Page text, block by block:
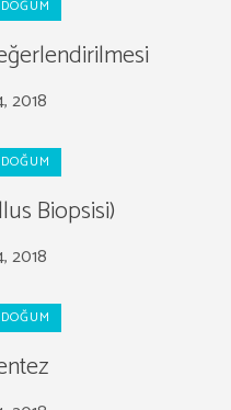
2018
Biopsisi)
2018